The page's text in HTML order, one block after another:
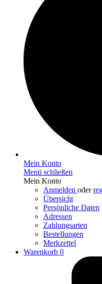
Mein Konto
Menü schließen
Mein Konto
Anmelden oder
Übersicht
Persönliche Daten
Adressen
Zahlungsarten
Bestellungen
Merkzettel
Warenkorb 0